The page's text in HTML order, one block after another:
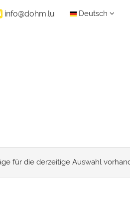
info@dohm.lu Deutsch
für die derzeitige Auswahl